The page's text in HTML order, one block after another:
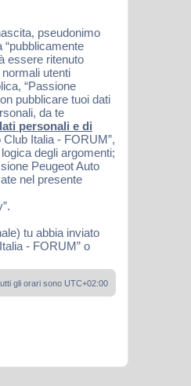
pseudonimo
essere ritenuto
utenti
“Passione
pubblicare tuoi dati
da te
personali e di
Italia - FORUM”,
degli argomenti;
Peugeot Auto
nel presente
tu abbia inviato
- FORUM” o
gli orari sono UTC+02:00